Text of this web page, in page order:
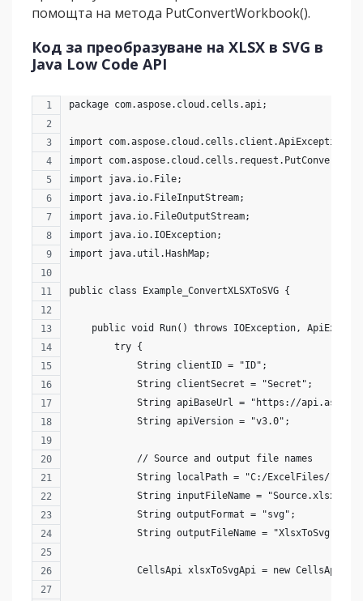
помощта на метода PutConvertWorkbook().
Код за преобразуване на XLSX в SVG в
Java Low Code API
package com.aspose.cloud.cells.api;
import com.aspose.cloud.cells.client.ApiException;
import
import java.io.File;
import java.io.FileInputStream;
import java.io.FileOutputStream;
import java.io.IOException;
import java.util.HashMap;
public class Example_ConvertXLSXToSVG {
public void Run() throws IOException,
        try {
            String clientID = "ID";
            String clientSecret = "Secret";
String apiBaseUrl = "https://
            String apiVersion = "v3.0";
            // Source and output file names
            String localPath = "C:/ExcelFiles/";
            String inputFileName = "Source.xlsx";
            String outputFormat = "svg";
String outputFileName = "XlsxToSvg" +
CellsApi xlsxToSvgApi = new